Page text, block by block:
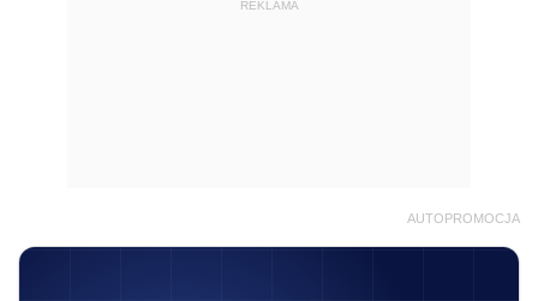
REKLAMA
AUTOPROMOCJA